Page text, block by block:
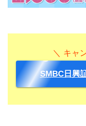
＼ キャ
SMBC日興